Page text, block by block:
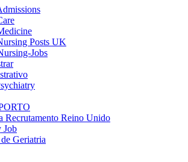
Posts UK
Jobs
Recrutamento Reino Unido
Job
Geriatria